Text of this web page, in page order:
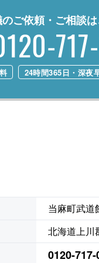
ご依頼・ご相談
24時間365日・深夜
当麻町武道
北海道上川
0120-717-